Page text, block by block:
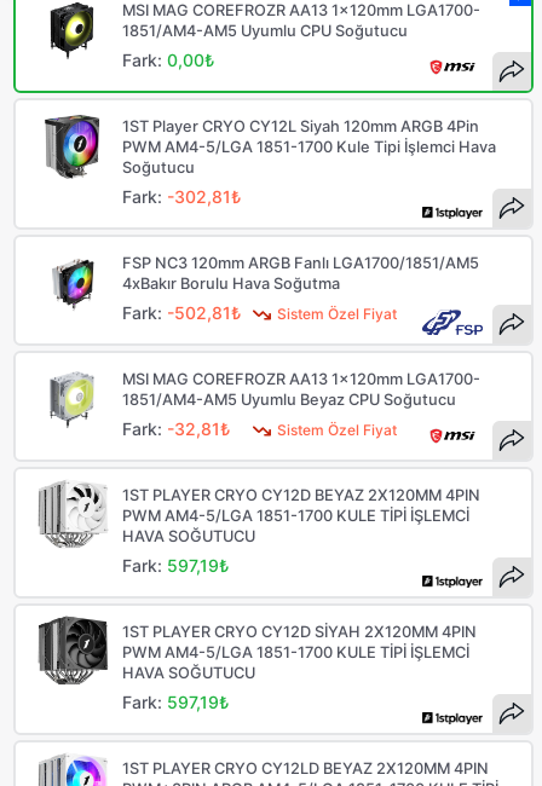
MSI MAG COREFROZR AA13 1x120mm LGA1700-
1851/AM4-AM5 Uyumlu CPU Soğutucu
Fark:0,00₺
1ST Player CRYO CY12L Siyah 120mm ARGB 4Pin
PWM AM4-5/LGA 1851-1700 Kule Tipi İşlemci Hava
Soğutucu
Fark: -302,81₺
Sistem Özel Fiyat
FSP NC3 120mm ARGB Fanlı LGA1700/1851/AM5
4xBakır Borulu Hava Soğutma
Fark: -502,81₺
Sistem Özel Fiyat
MSI MAG COREFROZR AA13 1x120mm LGA1700-
1851/AM4-AM5 Uyumlu Beyaz CPU Soğutucu
Fark: -32,81₺
1ST PLAYER CRYO CY12D BEYAZ 2X120MM 4PIN
PWM AM4-5/LGA 1851-1700 KULE TİPİ İŞLEMCİ
HAVA SOĞUTUCU
Fark: 597,19₺
1ST PLAYER CRYO CY12D SİYAH 2X120MM 4PIN
PWM AM4-5/LGA 1851-1700 KULE TİPİ İŞLEMCİ
HAVA SOĞUTUCU
Fark: 597,19₺
1ST PLAYER CRYO CY12LD BEYAZ 2X120MM 4PIN